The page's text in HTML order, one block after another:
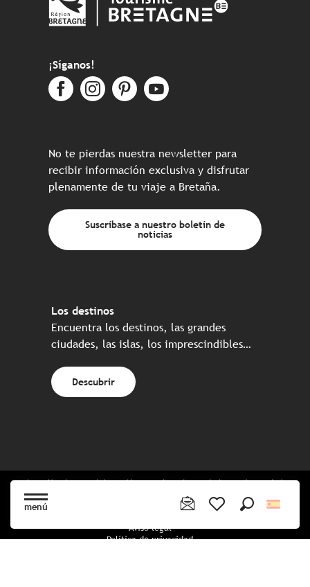
menú
¡Síganos!
No te pierdas nuestra newsletter para
recibir información exclusiva y disfrutar
plenamente de tu viaje a Bretaña.
Suscríbase a nuestro boletín de
noticias
Los destinos
Encuentra los destinos, las grandes
ciudades, las islas, los imprescindibles…
Descubrir
Web realizada en colaboración con el conjunto de los socios turísticos
Aviso legal
Política de privacidad